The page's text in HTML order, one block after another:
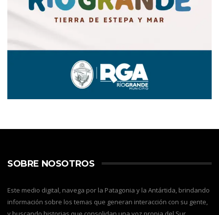
SOBRE NOSOTROS
Este medio digital, navega por la Patagonia y la Antártida, brindando
información sobre los temas que generan interacción con su gente,